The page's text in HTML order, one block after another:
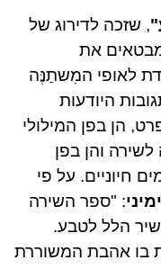
, שזכה לדירוג של
את
לאופי המִשתַנֶּה
היודעות
הן בפן המילולי
והן בפן
חיוניים. על פי
: "ספר השירה
הלל לטבע.
בו אהבת המשוררת